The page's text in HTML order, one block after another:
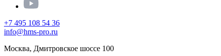
+7 495 108 54 36
info@hms-pro.ru
Москва, Дмитровское шоссе 100